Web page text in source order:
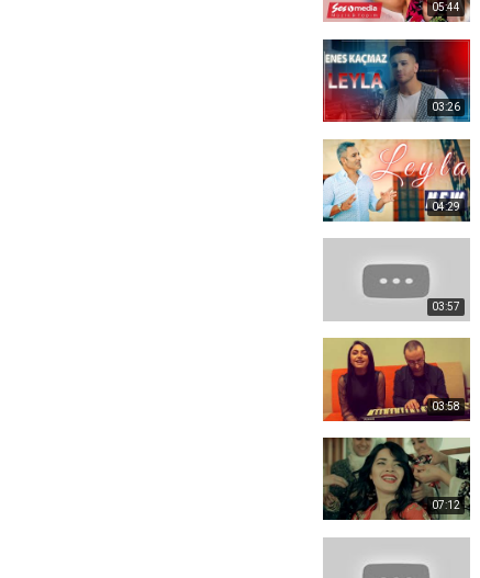
05:44
03:26
04:29
03:57
03:58
07:12